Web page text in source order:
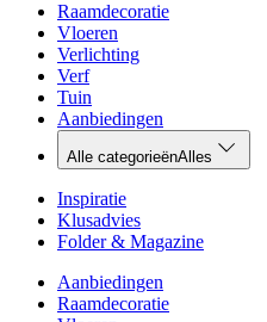
Raamdecoratie
Vloeren
Verlichting
Verf
Tuin
Aanbiedingen
Alle categorieënAlles
Inspiratie
Klusadvies
Folder & Magazine
Aanbiedingen
Raamdecoratie